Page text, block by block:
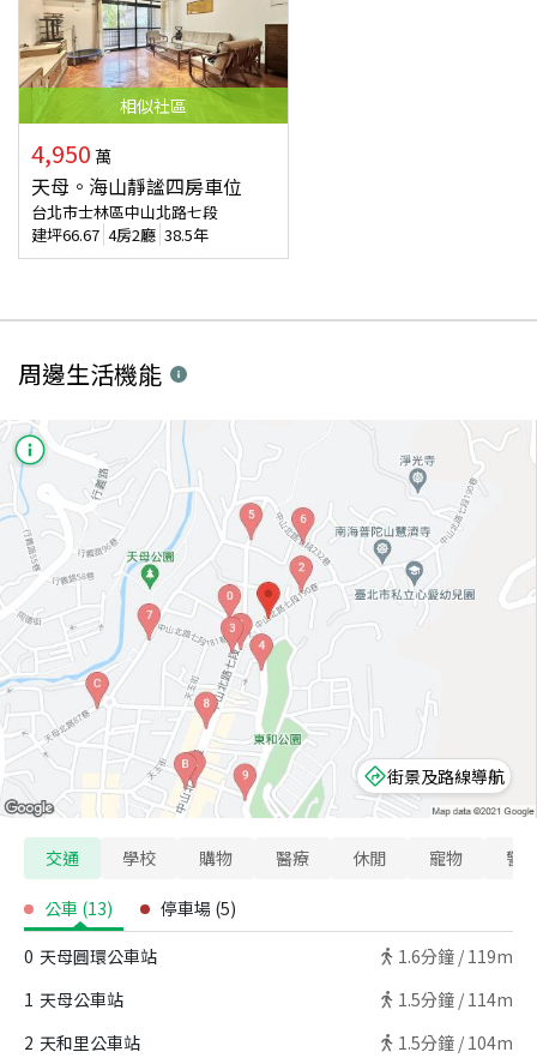
相似社區
4,950 萬
天母。海山靜謐四房車位
台北市士林區中山北路七段
建坪66.67 4房2廳 38.5年
周邊生活機能
街景及路線導航
交通 學校 購物 醫療 休閒 寵物 警
公車 (13) 停車場 (5)
0 天母圓環公車站 1.6分鐘 / 119m
1 天母公車站 1.5分鐘 / 114m
2 天和里公車站 1.5分鐘 / 104m